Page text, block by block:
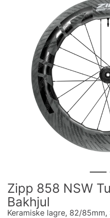
Zipp 858 NSW
Bakhjul
Keramiske lagre, 82/85mm,